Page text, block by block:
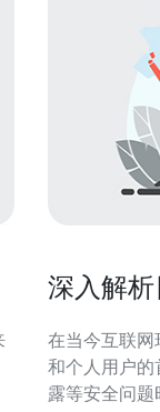
深入解
在当今互联网
和个人用户的
露等安全问题